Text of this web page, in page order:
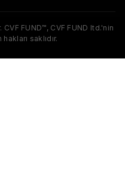
CVF FUND™, CVF FUND ltd.'nin
saklıdır.